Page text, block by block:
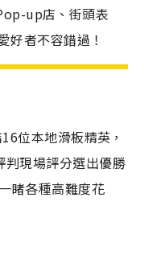
up店、街頭表
好者不容錯過！
位本地滑板精英，
判現場評分選出優勝
睹各種高難度花